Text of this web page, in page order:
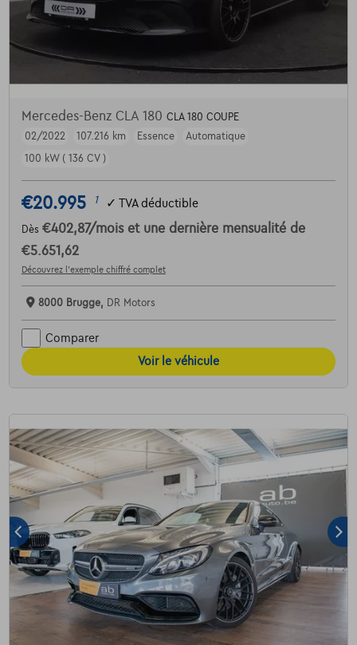
Mercedes-Benz CLA 180 CLA 180 COUPE
02/2022
107.216 km Essence
Automatique
100 kW ( 136 CV )
€20.995 1 ✓ TVA déductible
Dès €402,87/mois et une dernière mensualité de
€5.651,62
Découvrez l’exemple chiffré complet
8000 Brugge, DR Motors
Comparer
Voir le véhicule